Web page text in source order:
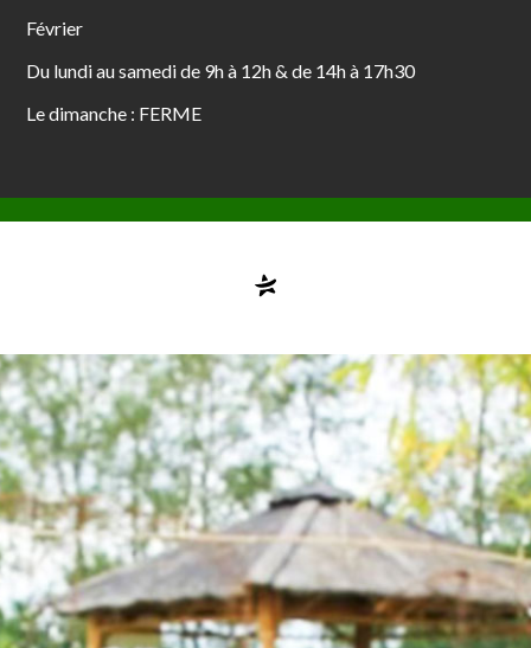
Février
Du lundi au samedi de 9h à 12h & de 14h à 17h30
Le dimanche : FERME